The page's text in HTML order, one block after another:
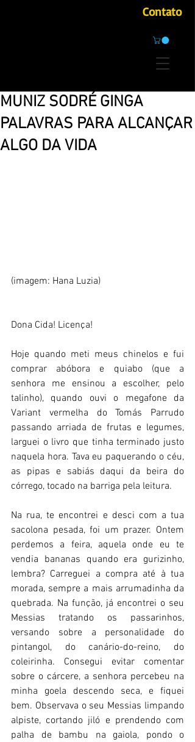
Contato
MUNIZ SODRÉ GINGA
PALAVRAS PARA ALCANÇAR
ALGO DA VIDA
(imagem: Hana Luzia)
Dona Cida! Licença!
Hoje quando meti meus chinelos e fui
comprar abóbora e quiabo (que a
senhora me ensinou a escolher, pelo
talinho), quando ouvi o megafone da
Variant vermelha do Tomás Parrudo
passando arriada de frutas e legumes,
larguei o livro que tinha terminado justo
naquela hora. Tava eu paquerando o céu,
as pipas e sabiás daqui da beira do
córrego, tocado na barriga pela leitura.
Na rua, te encontrei e desci com a tua
sacolona pesada, foi um prazer. Ontem
perdemos a feira, aquela onde eu te
vendia bananas quando era gurizinho,
lembra? Carreguei a compra até à tua
morada, sempre a mais arrumadinha da
quebrada. Na função, já encontrei o seu
Messias tratando os passarinhos,
versando sobre a personalidade do
pintangol, do canário-do-reino, do
coleirinha. Consegui evitar comentar
sobre o cárcere, a senhora percebeu na
minha goela descendo seca, e fiquei
bem. Observava o seu Messias limpando
alpiste, cortando jiló e prendendo com
palha de bambu na gaiola, pondo o